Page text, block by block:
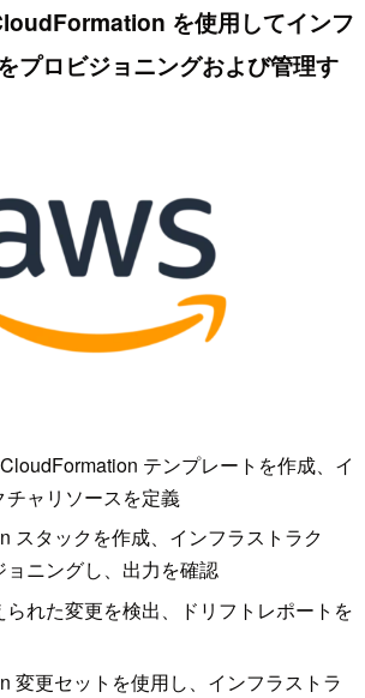
を使用してインフ
プロビジョニングおよび管理す
テンプレートを作成、イ
チャリソースを定義
スタックを作成、インフラストラク
ニングし、出力を確認
られた変更を検出、ドリフトレポートを
変更セットを使用し、インフラストラ